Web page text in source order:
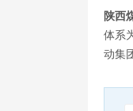
陕西
体系
动集